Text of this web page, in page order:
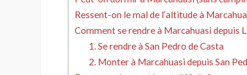
Ressent-on le mal de l’altitude à
Comment se rendre à Marcahuasi depuis
1. Se rendre à San Pedro de Casta
2. Monter à Marcahuasi depuis San